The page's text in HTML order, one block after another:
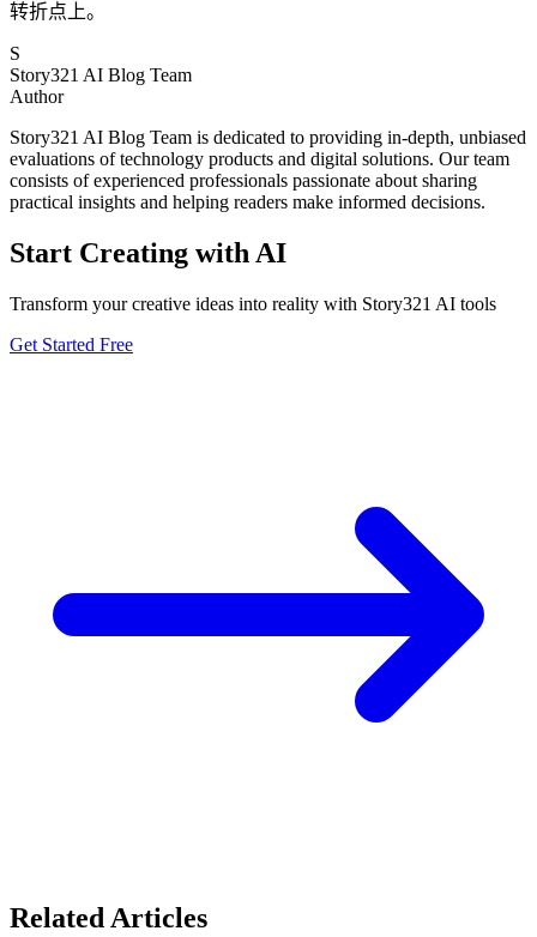
转折点上。
S
Story321 AI Blog Team
Author
Story321 AI Blog Team is dedicated to providing in-depth, unbiased
evaluations of technology products and digital solutions. Our team
consists of experienced professionals passionate about sharing
practical insights and helping readers make informed decisions.
Start Creating with AI
Transform your creative ideas into reality with Story321 AI tools
Get Started Free
Related Articles